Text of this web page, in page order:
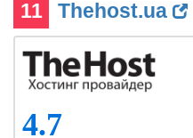
11 Thehost.ua
4.7